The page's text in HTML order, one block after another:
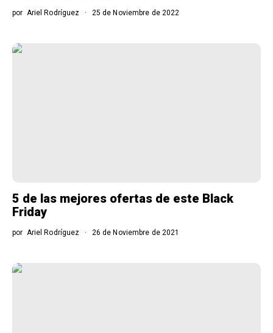
por Ariel Rodríguez 25 de Noviembre de 2022
5 de las mejores ofertas de este Black
Friday
por Ariel Rodríguez 26 de Noviembre de 2021